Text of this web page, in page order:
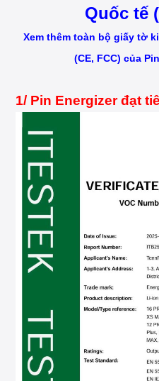
Quốc tế
Xem thêm toàn bộ giấy tờ
(CE, FCC) của
1/ Pin Energizer đạt